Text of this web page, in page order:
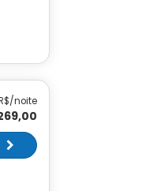
noite